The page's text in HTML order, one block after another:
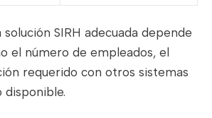
SIRH adecuada depende
el número de empleados, el
requerido con otros sistemas
disponible.